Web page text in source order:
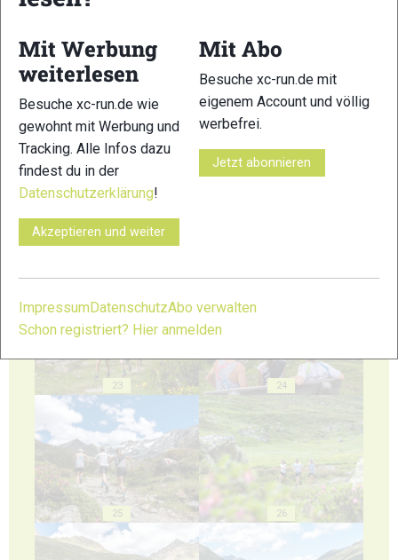
19
23 24
25 26
Mit Werbung
weiterlesen
Besuche xc-run.de wie
gewohnt mit Werbung und
Tracking. Alle Infos dazu
findest du in der
Datenschutzerklärung!
Akzeptieren und weiter
Mit Abo
Besuche xc-run.de mit
eigenem Account und völlig
werbefrei.
Jetzt abonnieren
ImpressumDatenschutzAbo verwalten
Schon registriert? Hier anmelden